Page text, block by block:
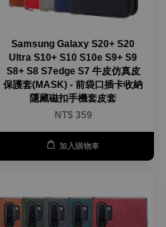
Samsung Galaxy S20+ S20
Ultra S10+ S10 S10e S9+ S9
S8+ S8 S7edge S7 牛皮仿真皮
保護套(MASK) - 前袋口插卡收納
隱藏磁扣手機套皮套
NT$ 359
加入購物車